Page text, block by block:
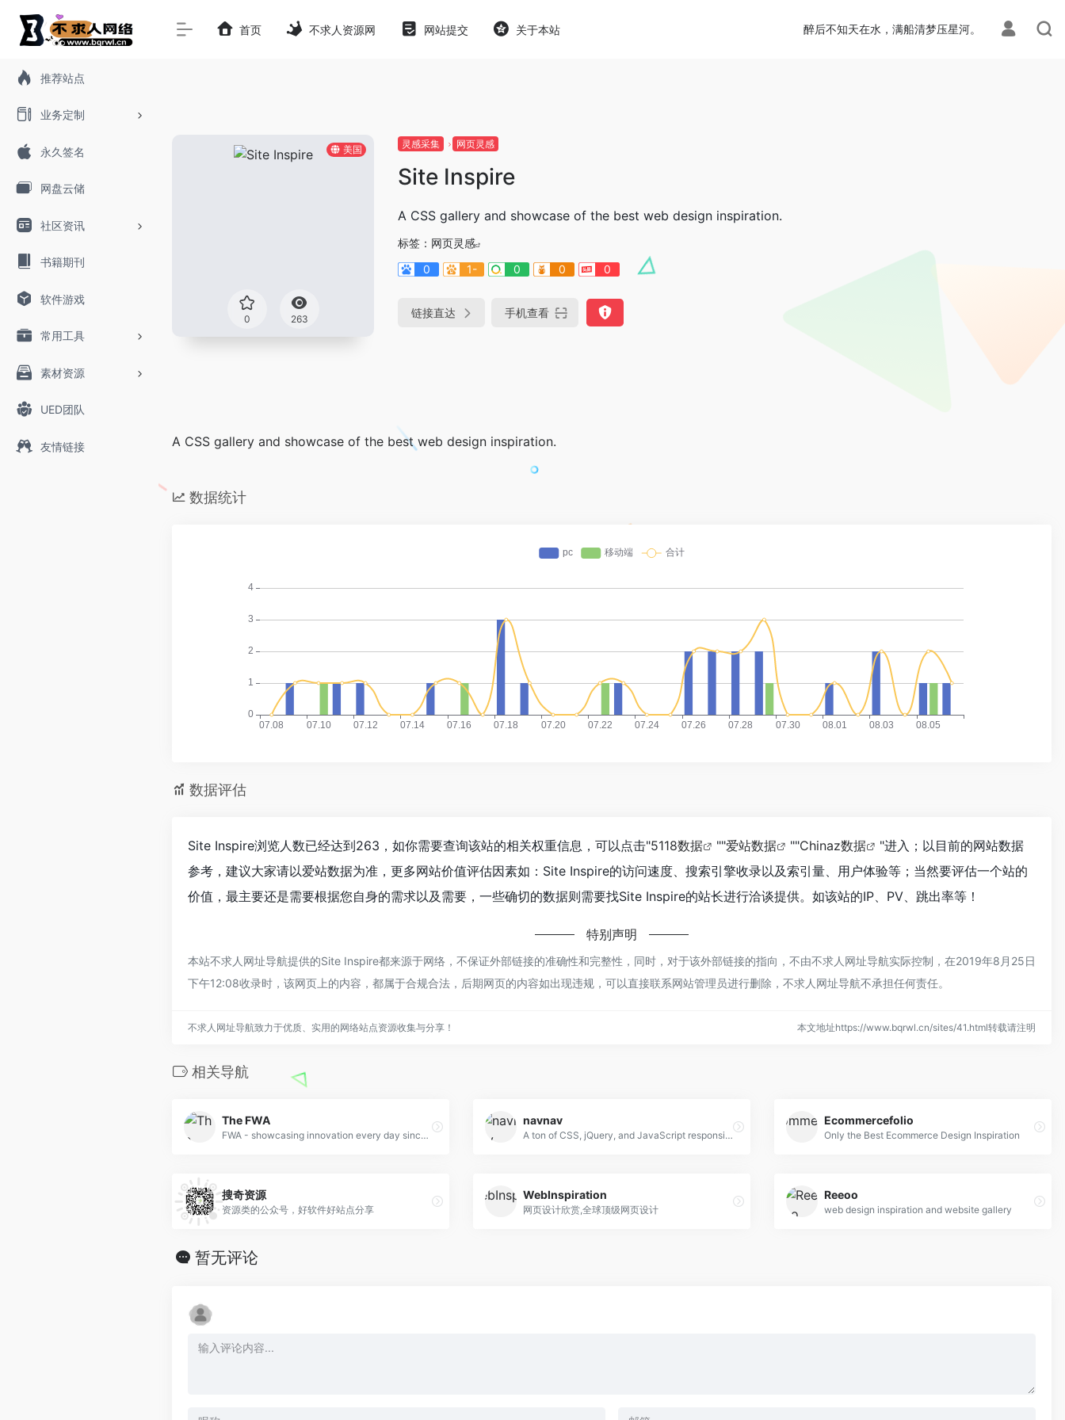
推荐站点
业务定制
永久签名
网盘云储
社区资讯
书籍期刊
软件游戏
常用工具
素材资源
UED团队
友情链接
首页 不求人资源网 网站提交 关于本站 醉后不知天在水，满船清梦压星河。
美国
0 263
灵感采集 网页灵感
Site Inspire
A CSS gallery and showcase of the best web design inspiration.
标签： 网页灵感
0
1- 0 0 0
链接直达 手机查看
A CSS gallery and showcase of the best web design inspiration.
数据统计
数据评估
Site Inspire浏览人数已经达到263，如你需要查询该站的相关权重信息，可以点击"5118数据 ""爱站数据 ""Chinaz数据
"进入；以目前的网站数据
参考，建议大家请以爱站数据为准，更多网站价值评估因素如：Site Inspire的访问速度、搜索引擎收录以及索引量、用户体验等；当然要评估一个站的
价值，最主要还是需要根据您自身的需求以及需要，一些确切的数据则需要找Site Inspire的站长进行洽谈提供。如该站的IP、PV、跳出率等！
特别声明
本站不求人网址导航提供的Site Inspire都来源于网络，不保证外部链接的准确性和完整性，同时，对于该外部链接的指向，不由不求人网址导航实际控制，在2019年8月25日
下午12:08收录时，该网页上的内容，都属于合规合法，后期网页的内容如出现违规，可以直接联系网站管理员进行删除，不求人网址导航不承担任何责任。
不求人网址导航致力于优质、实用的网络站点资源收集与分享！ 本文地址https://www.bqrwl.cn/sites/41.html转载请注明
相关导航
The FWA
FWA - showcasing innovation every day since 2000
navnav
A ton of CSS, jQuery, and JavaScript responsive navigation examples, demos, and tutorials from all over the web.
Ecommercefolio
Only the Best Ecommerce Design Inspiration
搜奇资源
资源类的公众号，好软件好站点分享
WebInspiration
网页设计欣赏,全球顶级网页设计
Reeoo
web design inspiration and website gallery
暂无评论